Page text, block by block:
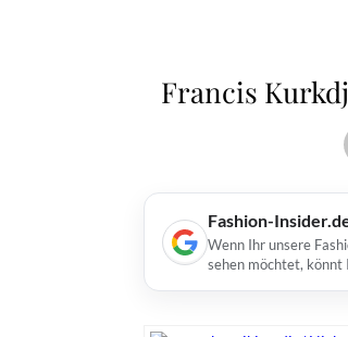
Francis
Fashion-
Wenn Ihr unsere
sehen möchtet, könnt